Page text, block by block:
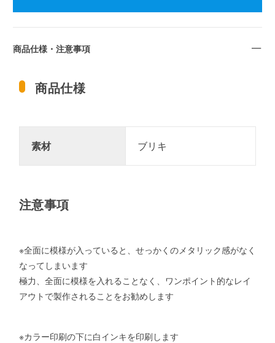
商品仕様・注意事項
商品仕様
素材 ブリキ
注意事項
※全面に模様が入っていると、せっかくのメタリック感がなく
なってしまいます
極力、全面に模様を入れることなく、ワンポイント的なレイ
アウトで製作されることをお勧めします
※カラー印刷の下に白インキを印刷します